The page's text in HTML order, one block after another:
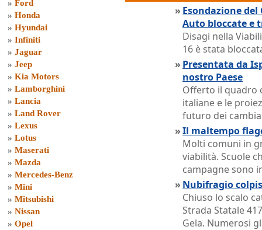
» Ford
» Honda
» Hyundai
» Infiniti
» Jaguar
» Jeep
» Kia Motors
» Lamborghini
» Lancia
» Land Rover
» Lexus
» Lotus
» Maserati
» Mazda
» Mercedes-Benz
» Mini
» Mitsubishi
» Nissan
» Opel
» Esondazione
Auto bloccate e
Disagi nella
16 è stata
» Presentata da
nostro Paese
Offerto il quadro
italiane e le
futuro dei
»Il maltempo
Molti comuni in
viabilità. Scuole
campagne sono
» Nubifragio
Chiuso lo scalo
Strada Statale
Gela. Numerosi